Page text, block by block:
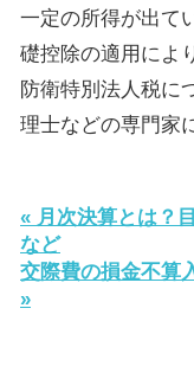
一定の所得が出て
礎控除の適用によ
防衛特別法人税に
理士などの専門家
« 月次決算とは？
など
交際費の損金不算
»